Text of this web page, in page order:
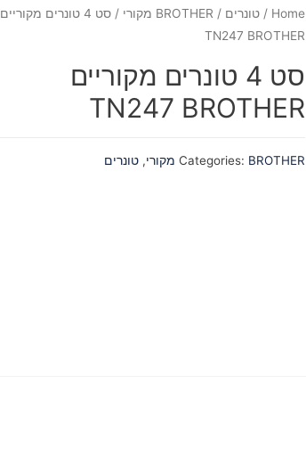
Home
/ טונרים / BROTHER מקורי
/ סט 4 טונרים מקוריים
TN247 BROTHER
סט 4 טונרים מקוריים
TN247 BROTHER
Categories: BROTHER מקורי , טונרים